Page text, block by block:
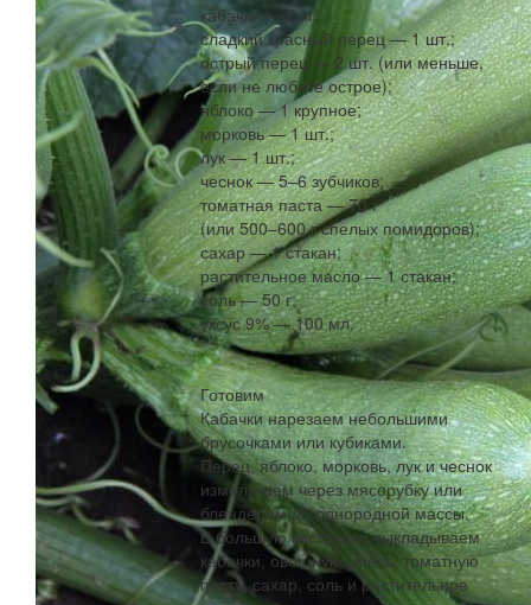
кабачки — 2 кг;
сладкий красный перец — 1 шт.;
острый перец — 2 шт. (или меньше,
если не любите острое);
яблоко — 1 крупное;
морковь — 1 шт.;
лук — 1 шт.;
чеснок — 5–6 зубчиков;
томатная паста — 70 г
(или 500–600 г спелых помидоров);
сахар — 1 стакан;
растительное масло — 1 стакан;
соль — 50 г;
уксус 9% — 100 мл.
Готовим
Кабачки нарезаем небольшими
брусочками или кубиками.
Перец, яблоко, морковь, лук и чеснок
измельчаем через мясорубку или
блендером до однородной массы.
В большую кастрюлю выкладываем
кабачки, овощную смесь, томатную
пасту, сахар, соль и растительное